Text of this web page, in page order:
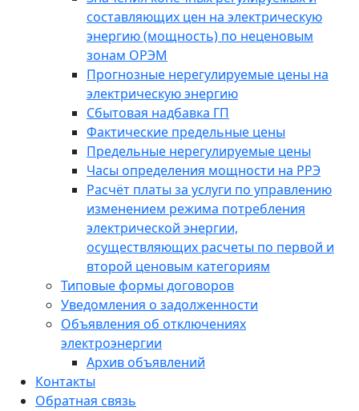
составляющих цен на электрическую
энергию (мощность) по неценовым
зонам ОРЭМ
Прогнозные нерегулируемые цены на
электрическую энергию
Сбытовая надбавка ГП
Фактические предельные цены
Предельные нерегулируемые цены
Часы определения мощности на РРЭ
Расчёт платы за услуги по управлению
изменением режима потребления
электрической энергии,
осуществляющих расчеты по первой и
второй ценовым категориям
Типовые формы договоров
Уведомления о задолженности
Объявления об отключениях
электроэнергии
Архив объявлений
Контакты
Обратная связь